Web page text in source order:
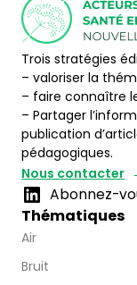
Trois stratégies
– valoriser la
– faire connaître
– Partager
publication
pédagogiques.
Nous contacter
Abonnez-
Thématiques
Air
Bruit